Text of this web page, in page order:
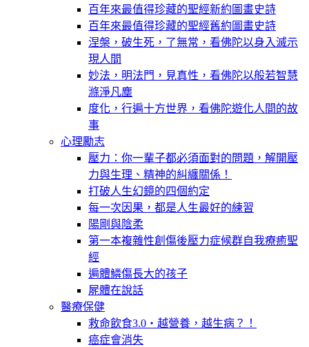
百年來最值得珍藏的聖經新約圖畫史詩
百年來最值得珍藏的聖經舊約圖畫史詩
涅槃，破生死，了無常，看佛陀以身入滅示
現人間
妙法，明法門，見真性，看佛陀以般若智慧
滌淨凡塵
度化，行遍十方世界，看佛陀遊化人間的故
事
心理勵志
壓力：你一輩子都必須面對的問題，解開壓
力與生理、精神的糾纏關係！
打破人生幻鏡的四個約定
每一次因果，都是人生最好的練習
陽剛與陰柔
第一本複雜性創傷後壓力症候群自我療癒聖
經
遍體鱗傷長大的孩子
屍體在說話
醫療保健
救命飲食3.0‧越營養，越生病？！
癌症會消失